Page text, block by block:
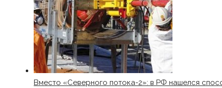
Вместо «Северного потока-2»: в РФ нашелся